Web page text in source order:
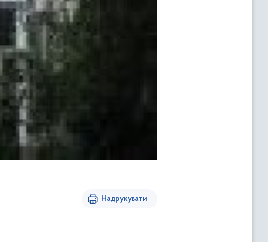
Надрукувати